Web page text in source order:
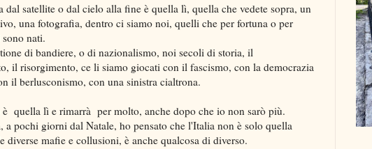
dal satellite o dal cielo alla fine è quella lì, quella che vedete sopra, un
una fotografia, dentro ci siamo noi, quelli che per fortuna o per
nati.
di bandiere, o di nazionalismo, noi secoli di storia, il
il risorgimento, ce li siamo giocati con il fascismo, con la democrazia
il berlusconismo, con una sinistra cialtrona.
quella lì e rimarrà per molto, anche dopo che io non sarò più.
a pochi giorni dal Natale, ho pensato che l'Italia non è solo quella
diverse mafie e collusioni, è anche qualcosa di diverso.